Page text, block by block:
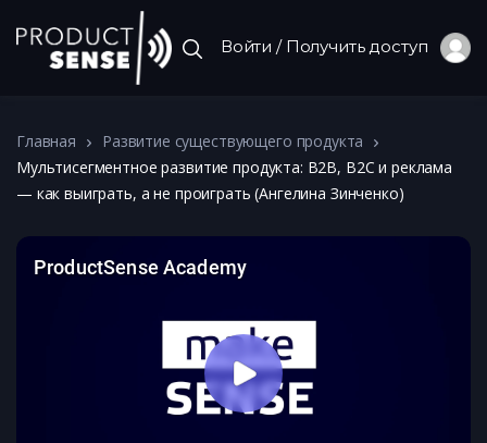
Войти / Получить доступ
Главная
Развитие существующего продукта
Мультисегментное развитие продукта: B2B, B2C и реклама
— как выиграть, а не проиграть (Ангелина Зинченко)